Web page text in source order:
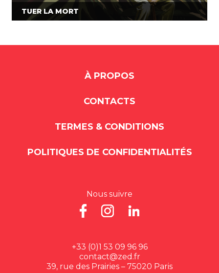
TUER LA MORT
À PROPOS
CONTACTS
TERMES & CONDITIONS
POLITIQUES DE CONFIDENTIALITÉS
Nous suivre
+33 (0)1 53 09 96 96
contact@zed.fr
39, rue des Prairies – 75020 Paris